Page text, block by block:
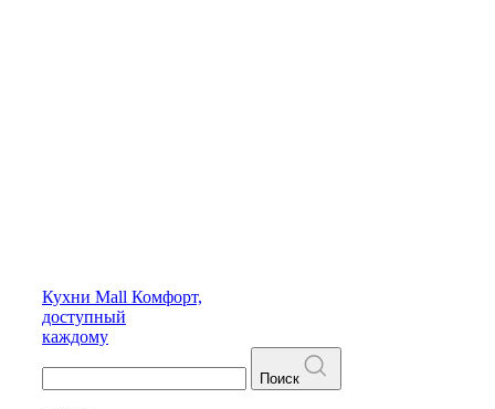
Кухни Mall Комфорт,
доступный
каждому
Поиск